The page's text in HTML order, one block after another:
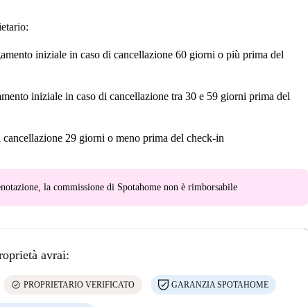
iniziale in caso di cancellazione 60 giorni o più prima del
iniziale in caso di cancellazione tra 30 e 59 giorni prima del
cancellazione 29 giorni o meno prima del check-in
la commissione di Spotahome non è rimborsabile
avrai:
check_circle PROPRIETARIO VERIFICATO GARANZIA SPOTAHOME